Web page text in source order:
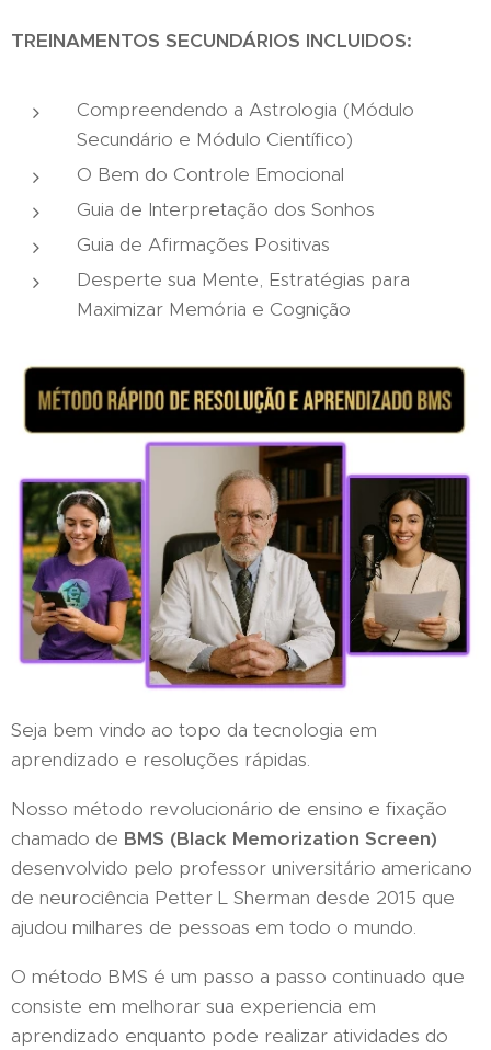
TREINAMENTOS SECUNDÁRIOS INCLUIDOS:
Compreendendo a Astrologia (Módulo
Secundário e Módulo Científico)
O Bem do Controle Emocional
Guia de Interpretação dos Sonhos
Guia de Afirmações Positivas
Desperte sua Mente, Estratégias para
Maximizar Memória e Cognição
Seja bem vindo ao topo da tecnologia em
aprendizado e resoluções rápidas.
Nosso método revolucionário de ensino e fixação
chamado de BMS (Black Memorization Screen)
desenvolvido pelo professor universitário americano
de neurociência Petter L Sherman desde 2015 que
ajudou milhares de pessoas em todo o mundo.
O método BMS é um passo a passo continuado que
consiste em melhorar sua experiencia em
aprendizado enquanto pode realizar atividades do